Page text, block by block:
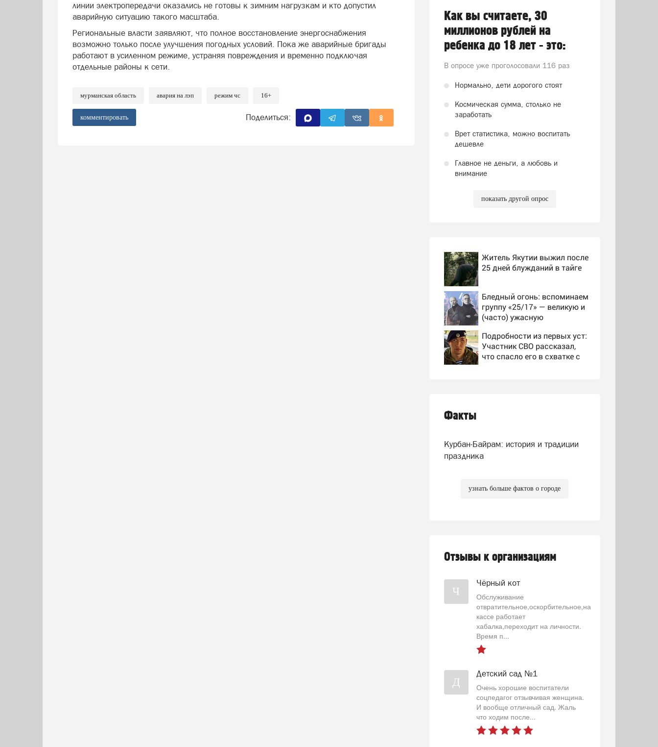
линии электропередачи оказались не готовы к зимним нагрузкам и кто допустил
аварийную ситуацию такого масштаба.
Региональные власти заявляют, что полное восстановление энергоснабжения
возможно только после улучшения погодных условий. Пока же аварийные бригады
работают в усиленном режиме, устраняя повреждения и временно подключая
отдельные районы к сети.
мурманская область авария на лэп режим чс 16+
комментировать Поделиться:
Как вы считаете, 30
миллионов рублей на
ребенка до 18 лет - это:
В опросе уже проголосовали 116 раз
Нормально, дети дорогого стоят
Космическая сумма, столько не
заработать
Врет статистика, можно воспитать
дешевле
Главное не деньги, а любовь и
внимание
показать другой опрос
Житель Якутии выжил после
25 дней блужданий в тайге
Бледный огонь: вспоминаем
группу «25/17» — великую и
(часто) ужасную
Подробности из первых уст:
Участник СВО рассказал,
что спасло его в схватке с
Факты
Курбан-Байрам: история и традиции
праздника
узнать больше фактов о городе
Отзывы к организациям
Ч
Чёрный кот
Обслуживание
отвратительное,оскорбительное,на
кассе работает
хабалка,переходит на личности.
Время п...
Д
Детский сад №1
Очень хорошие воспитатели
соцпедагог отзывчивая женщина.
И вообще отличный сад. Жаль
что ходим после...